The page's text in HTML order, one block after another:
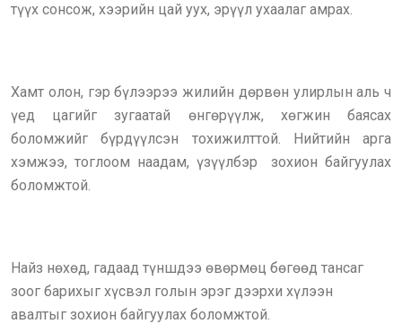
түүх сонсож, хээрийн цай уух, эрүүл ухаалаг амрах.
Хамт олон, гэр бүлээрээ жилийн дөрвөн улирлын аль ч
үед цагийг зугаатай өнгөрүүлж, хөгжин баясах
боломжийг бүрдүүлсэн тохижилттой. Нийтийн арга
хэмжээ, тоглоом наадам, үзүүлбэр зохион байгуулах
боломжтой.
Найз нөхөд, гадаад түншдээ өвөрмөц бөгөөд тансаг
зоог барихыг хүсвэл голын эрэг дээрхи хүлээн
авалтыг зохион байгуулах боломжтой.